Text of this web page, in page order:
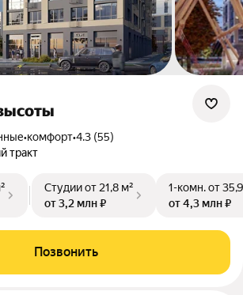
•комфорт•4.3 (55)
тракт
Студииот 21,8 м²
от 3,2 млн ₽
1-комн.от
от 4,3 млн ₽
Позвонить